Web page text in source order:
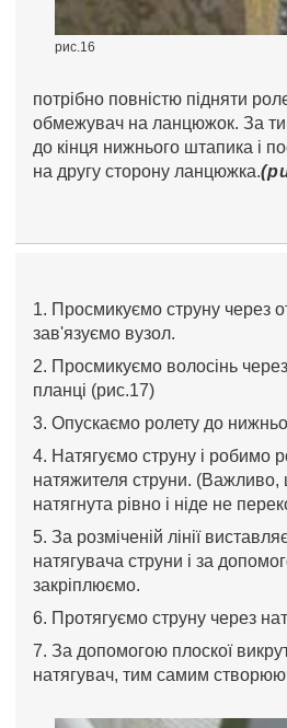
рис.16
потрібно повністю підняти
обмежувач на ланцюжок. За
до кінця нижнього штапика і
на другу сторону ланцюжка.
1. Просмикуємо струну через
зав'язуємо вузол.
2. Просмикуємо волосінь
планці (рис.17)
3. Опускаємо ролету до
4. Натягуємо струну і робимо
натяжителя струни. (Важливо,
натягнута рівно і ніде не
5. За розміченій лінії
натягувача струни і за
закріплюємо.
6. Протягуємо струну через
7. За допомогою плоскої
натягувач, тим самим